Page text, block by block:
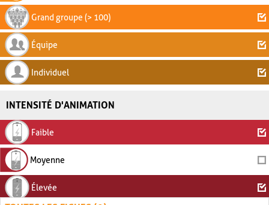
Grand groupe (> 100)
Équipe
Individuel
INTENSITÉ D'ANIMATION
Faible
Moyenne
Élevée